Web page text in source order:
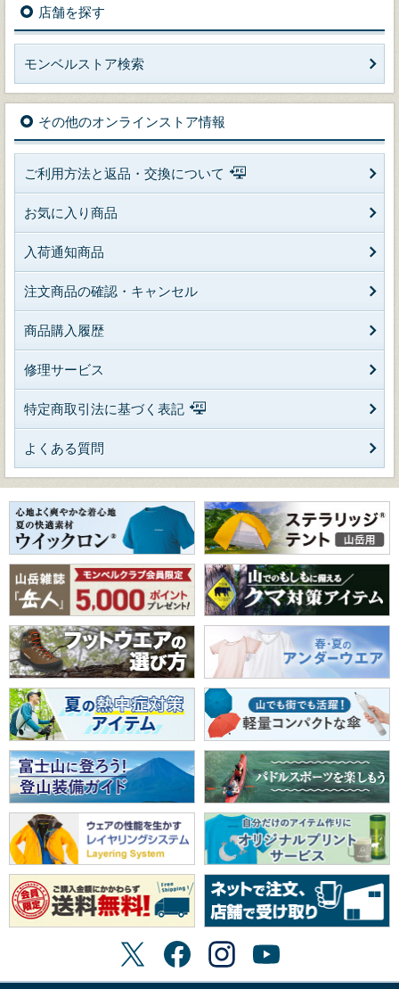
店舗を探す
モンベルストア検索
その他のオンラインストア情報
ご利用方法と返品・交換について
お気に入り商品
入荷通知商品
注文商品の確認・キャンセル
商品購入履歴
修理サービス
特定商取引法に基づく表記
よくある質問